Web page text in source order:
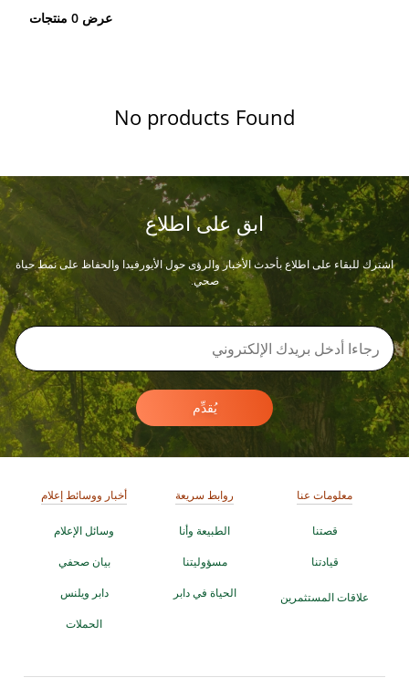
عرض 0 منتجات
No products Found
ابق على اطلاع
اشترك للبقاء على اطلاع بأحدث الأخبار والرؤى حول الأيورفيدا والحفاظ على نمط حياة
صحي.
يُقدِّم
معلومات عنا
قصتنا
قيادتنا
علاقات المستثمرين
روابط سريعة
الطبيعة وأنا
مسؤوليتنا
الحياة في دابر
أخبار ووسائط إعلام
وسائل الإعلام
بيان صحفي
دابر ويلنس
الحملات